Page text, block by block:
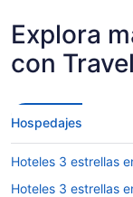
Explora
con
Hospedajes
Hoteles 3 estrellas
Hoteles 3 estrellas